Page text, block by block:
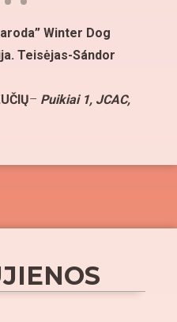
Winter Dog
Teisėjas-Sándor
– Puikiai 1, JCAC,